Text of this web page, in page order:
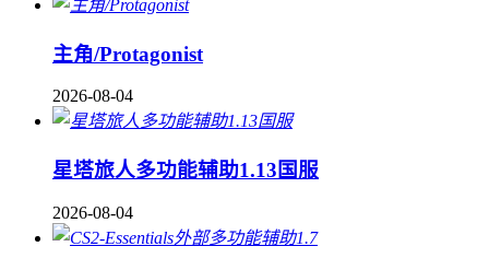
主角/Protagonist
2026-08-04
星塔旅人多功能辅助1.13国服
2026-08-04